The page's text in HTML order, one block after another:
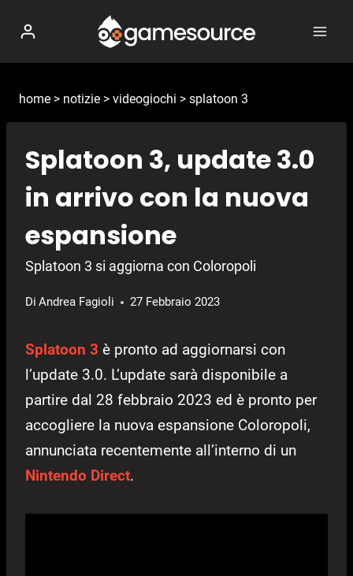
contenuto
home > notizie > videogiochi > splatoon 3
Splatoon 3, update 3.0
in arrivo con la nuova
espansione
Splatoon 3 si aggiorna con Coloropoli
Di Andrea Fagioli 27 Febbraio 2023
Splatoon 3 è pronto ad aggiornarsi con
l’update 3.0. L’update sarà disponibile a
partire dal 28 febbraio 2023 ed è pronto per
accogliere la nuova espansione Coloropoli,
annunciata recentemente all’interno di un
Nintendo Direct.